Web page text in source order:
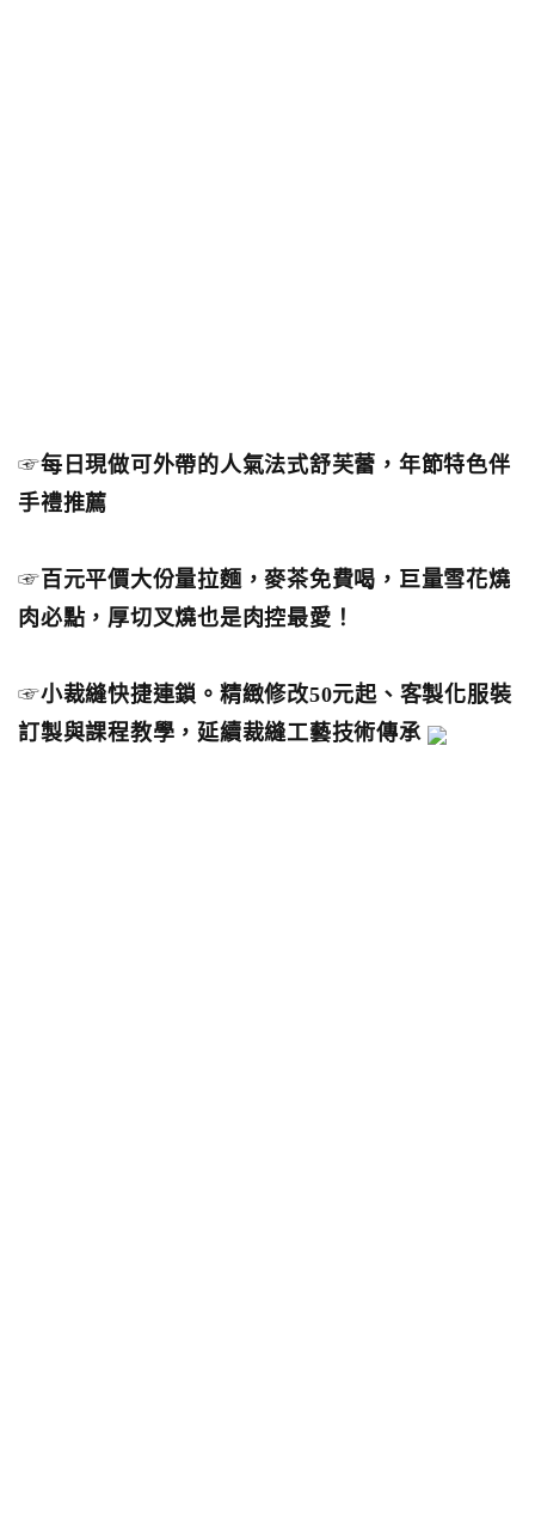
☞每日現做可外帶的人氣法式舒芙蕾，年節特色伴
手禮推薦
☞ 百元平價大份量拉麵，麥茶免費喝，巨量雪花燒
肉必點，厚切叉燒也是肉控最愛！
☞小裁縫快捷連鎖。精緻修改50元起、客製化服裝
訂製與課程教學，延續裁縫工藝技術傳承